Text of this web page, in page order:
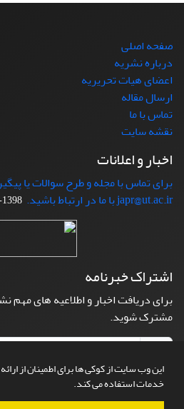
این وب سایت از کوکی ها برای اطمینان از
خدمات استفاده می کند.
صفحه اصلی
درباره نشریه
اعضای هیات تحریریه
ارسال مقاله
تماس با ما
نقشه سایت
اخبار و اعلانات
برای تماس با مجله و طرح سوالات یا
japr@ut.ac.ir با ما در ارتباط باشید.
1398-03-20
اشتراک خبرنامه
برای دریافت اخبار و اطلاعیه های مهم
مشترک شوید.